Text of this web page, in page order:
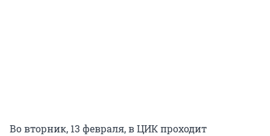
Во вторник, 13 февраля, в ЦИК проходит